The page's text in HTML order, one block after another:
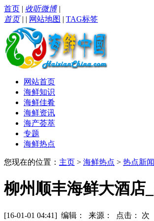
首页 | 收听微博|
首页| | 网站地图 | TAG标签
网站首页
海鲜知识
海鲜佳肴
海鲜资讯
海产荟萃
专题
海鲜热点
您现在的位置： 主页 > 海鲜热点 > 热点新闻
柳州顺丰海鲜大酒店
[16-01-01 04:41] 编辑： 来源： 点击： 次